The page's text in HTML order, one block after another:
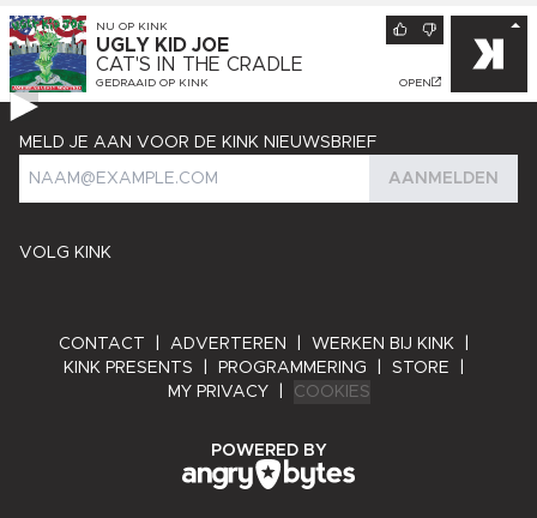
NU OP KINK
UGLY KID JOE
CAT'S IN THE CRADLE
GEDRAAID OP KINK OPEN
VOLG KINK
MELD JE AAN VOOR DE KINK NIEUWSBRIEF
AANMELDEN
CONTACT ADVERTEREN WERKEN BIJ KINK
KINK PRESENTS
PROGRAMMERING STORE
MY PRIVACY
COOKIES
POWERED BYANGRY BYTES